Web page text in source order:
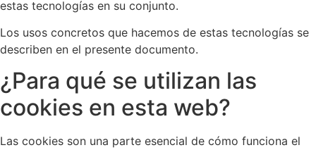
estas tecnologías en su conjunto.
Los usos concretos que hacemos de estas tecnologías se
describen en el presente documento.
¿Para qué se utilizan las
cookies en esta web?
Las cookies son una parte esencial de cómo funciona el